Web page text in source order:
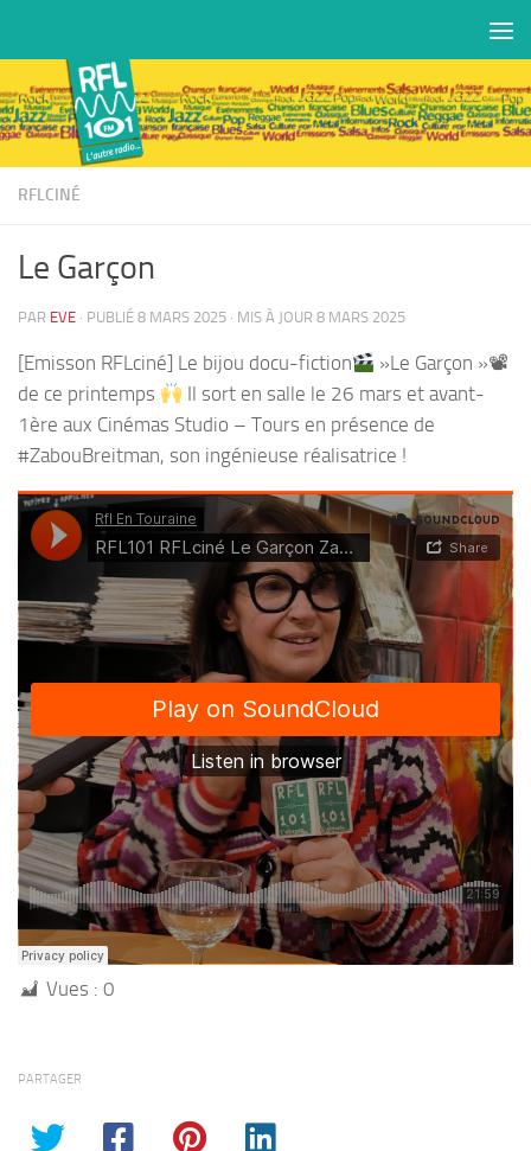
RFLCINÉ
Le Garçon
PAR EVE · PUBLIÉ 8 MARS 2025 · MIS À JOUR 8 MARS 2025
[Emisson RFLciné] Le bijou docu-fiction
»Le Garçon »📽
de ce printemps
Il sort en salle le 26 mars et avant-
1ère aux Cinémas Studio – Tours en présence de
#ZabouBreitman, son ingénieuse réalisatrice !
Vues : 0
PARTAGER